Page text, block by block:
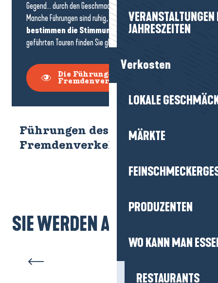
JAHRESZEITEN
Verkosten
LOKALE
MÄRKTE
PRODUZENTEN
WO KANN MAN
RESTAURANTS
Gegend… durch den Geschmack.
Manche Führungen sind ruhig, andere rhythmischer:Sie
bestimmen die Stimmung.
Das gesamte Angebot an
geführten Touren finden Sie gleich hier!
Die Führungen des
Fremdenverkehrsamtes
Führungen des
Fremdenverkehrsamtes
SIE WERDEN AUCH MÖGEN...
Top 3 Orte zur
Vogelbeobachtung